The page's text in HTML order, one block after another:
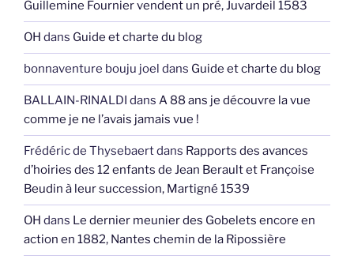
Guillemine Fournier vendent un pré, Juvardeil 1583
OH dans Guide et charte du blog
bonnaventure bouju joel dans Guide et charte du blog
BALLAIN-RINALDI dans A 88 ans je découvre la vue
comme je ne l’avais jamais vue !
Frédéric de Thysebaertdans Rapports des avances
d’hoiries des 12 enfants de Jean Berault et Françoise
Beudin à leur succession, Martigné 1539
OH dans Le dernier meunier des Gobelets encore en
action en 1882, Nantes chemin de la Ripossière